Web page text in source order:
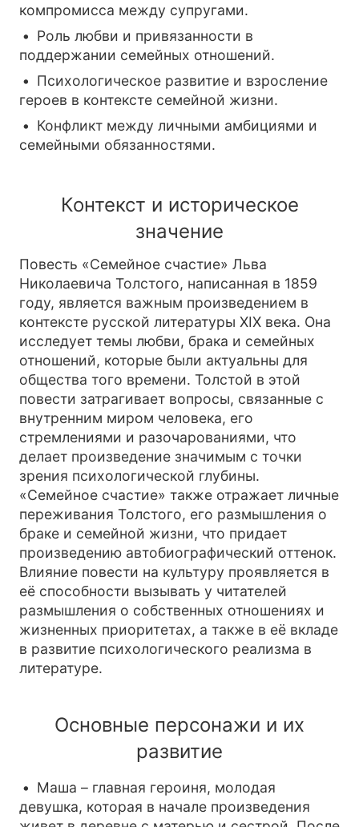
компромисса между супругами.
Роль любви и привязанности в
поддержании семейных отношений.
Психологическое развитие и взросление
героев в контексте семейной жизни.
Конфликт между личными амбициями и
семейными обязанностями.
Контекст и историческое
значение
Повесть «Семейное счастие» Льва
Николаевича Толстого, написанная в 1859
году, является важным произведением в
контексте русской литературы XIX века. Она
исследует темы любви, брака и семейных
отношений, которые были актуальны для
общества того времени. Толстой в этой
повести затрагивает вопросы, связанные с
внутренним миром человека, его
стремлениями и разочарованиями, что
делает произведение значимым с точки
зрения психологической глубины.
«Семейное счастие» также отражает личные
переживания Толстого, его размышления о
браке и семейной жизни, что придает
произведению автобиографический оттенок.
Влияние повести на культуру проявляется в
её способности вызывать у читателей
размышления о собственных отношениях и
жизненных приоритетах, а также в её вкладе
в развитие психологического реализма в
литературе.
Основные персонажи и их
развитие
Маша – главная героиня, молодая
девушка, которая в начале произведения